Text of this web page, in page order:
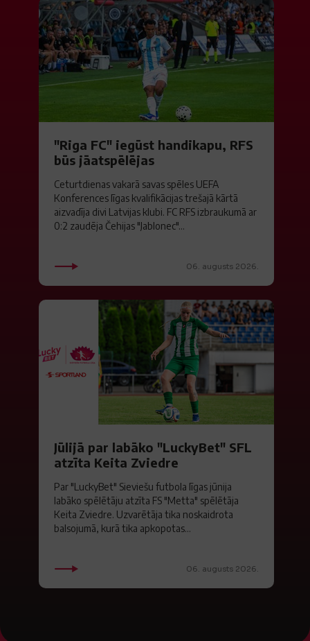
"Riga FC" iegūst handikapu, RFS
būs jāatspēlējas
Ceturtdienas vakarā savas spēles UEFA
Konferences līgas kvalifikācijas trešajā kārtā
aizvadīja divi Latvijas klubi. FC RFS izbraukumā ar
0:2 zaudēja Čehijas "Jablonec"...
06. augusts 2026.
Jūlijā par labāko "LuckyBet" SFL
atzīta Keita Zviedre
Par "LuckyBet" Sieviešu futbola līgas jūnija
labāko spēlētāju atzīta FS "Metta" spēlētāja
Keita Zviedre. Uzvarētāja tika noskaidrota
balsojumā, kurā tika apkopotas...
06. augusts 2026.